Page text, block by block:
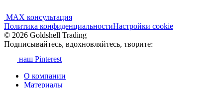
MAX консультация
Политика конфиденциальностиНастройки cookie
© 2026 Goldshell Trading
Подписывайтесь, вдохновляйтесь, творите:
наш Pinterest
О компании
Материалы